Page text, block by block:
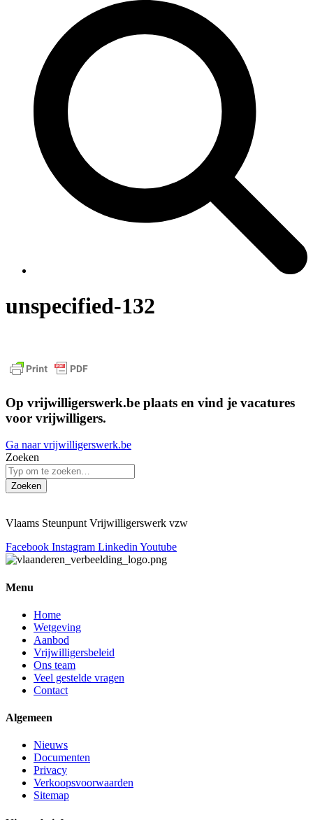
unspecified-132
Op vrijwilligerswerk.be plaats en vind je vacatures
voor vrijwilligers.
Ga naar vrijwilligerswerk.be
Zoeken
Zoeken
Vlaams Steunpunt Vrijwilligerswerk vzw
Facebook Instagram Linkedin Youtube
Menu
Home
Wetgeving
Aanbod
Vrijwilligersbeleid
Ons team
Veel gestelde vragen
Contact
Algemeen
Nieuws
Documenten
Privacy
Verkoopsvoorwaarden
Sitemap